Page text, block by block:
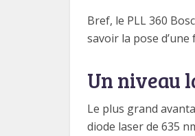
Bref, le PLL 360
savoir la pose
Un niveau
Le plus grand
diode laser de 635